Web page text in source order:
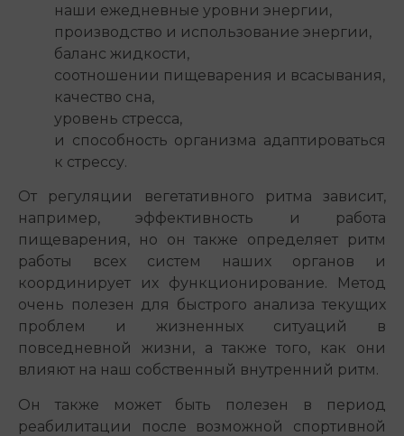
наши ежедневные уровни энергии,
производство и использование энергии,
баланс жидкости,
соотношении пищеварения и всасывания,
качество сна,
уровень стресса,
и способность организма адаптироваться
к стрессу.
От регуляции вегетативного ритма зависит,
например, эффективность и работа
пищеварения, но он также определяет ритм
работы всех систем наших органов и
координирует их функционирование. Метод
очень полезен для быстрого анализа текущих
проблем и жизненных ситуаций в
повседневной жизни, а также того, как они
влияют на наш собственный внутренний ритм.
Он также может быть полезен в период
реабилитации после возможной спортивной